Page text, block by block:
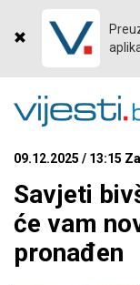
09.12.2025 / 13:15
Savjeti
će vam
pronađen